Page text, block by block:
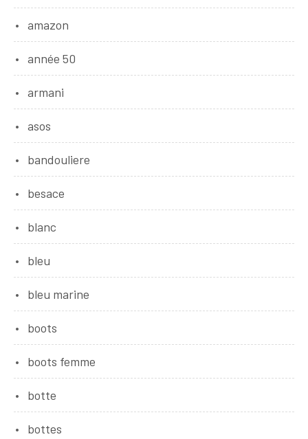
amazon
année 50
armani
asos
bandouliere
besace
blanc
bleu
bleu marine
boots
boots femme
botte
bottes